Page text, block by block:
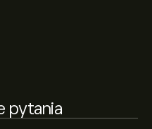
pytania
lub „1T” na wykresie
i wpłaceniu
i zdecyduj, ile Celo